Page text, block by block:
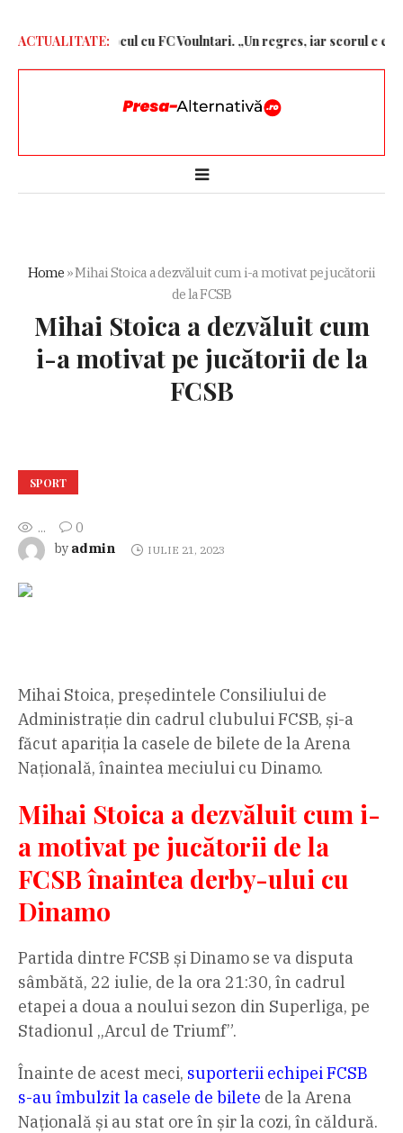
ACTUALITATE:
dură după jocul cu FC Voulntari. „Un regres, iar scorul e
Home »Mihai Stoica a dezvăluit cum i-a motivat pe jucătorii
de la FCSB
Mihai Stoica a dezvăluit cum
i-a motivat pe jucătorii de la
FCSB
SPORT
...
0
by admin IULIE 21, 2023
Mihai Stoica, președintele Consiliului de
Administrație din cadrul clubului FCSB, și-a
făcut apariția la casele de bilete de la Arena
Națională, înaintea meciului cu Dinamo.
Mihai Stoica a dezvăluit cum i-
a motivat pe jucătorii de la
FCSB înaintea derby-ului cu
Dinamo
Partida dintre FCSB și Dinamo se va disputa
sâmbătă, 22 iulie, de la ora 21:30, în cadrul
etapei a doua a noului sezon din Superliga, pe
Stadionul „Arcul de Triumf”.
Înainte de acest meci, suporterii echipei FCSB
s-au îmbulzit la casele de bilete de la Arena
Națională și au stat ore în șir la cozi, în căldură.